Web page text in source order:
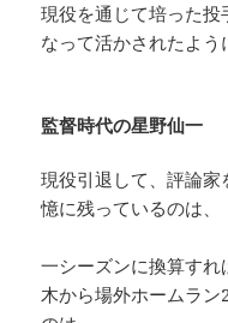
現役を通じて培った
なって活かされたよう
監督時代の星野仙一
現役引退して、評論
憶に残っているのは、
一シーズンに換算す
木から場外ホームラ